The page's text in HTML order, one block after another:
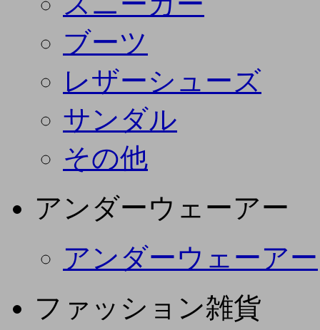
ブーツ
レザーシューズ
サンダル
その他
アンダーウェーアー
アンダーウェーアー
ファッション雑貨